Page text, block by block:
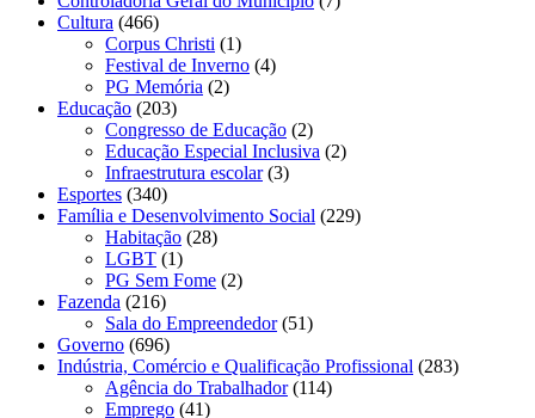
Cultura (466)
Corpus Christi (1)
Festival de Inverno (4)
PG Memória (2)
Educação (203)
Congresso de Educação (2)
Educação Especial Inclusiva (2)
Infraestrutura escolar(3)
Esportes (340)
Família e Desenvolvimento Social (229)
Habitação (28)
LGBT (1)
PG Sem Fome (2)
Fazenda (216)
Sala do Empreendedor(51)
Governo (696)
Indústria, Comércio e Qualificação Profissional (283)
Agência do Trabalhador(114)
Emprego (41)